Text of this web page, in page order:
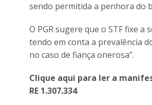
sendo permitida a penhora do
O PGR sugere que o STF fixe
tendo em conta a prevalência
no caso de fiança onerosa”.
Clique aqui para ler a
RE 1.307.334